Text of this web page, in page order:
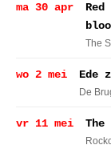
ma 30 apr
The
wo 2 mei Ede
De
vr 11 mei The